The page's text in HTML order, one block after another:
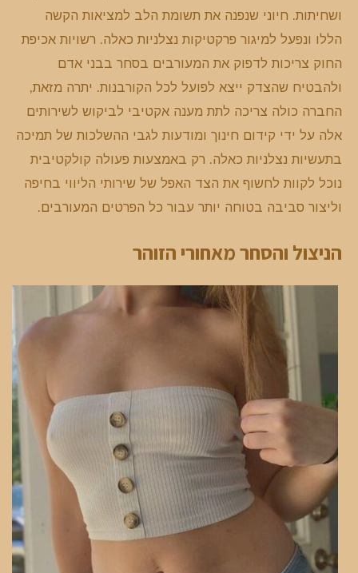
ושחיתות. חיוני שנפנה את תשומת הלב למציאות הקשה
הללו ונפעל למיגור פרקטיקות נצלניות כאלה. רשויות אכיפת
החוק צריכות לדפוק את המעורבים בסחר בבני אדם
ולהבטיח שהצדק ייצא לפועל לכל הקורבנות. יתרה מזאת,
החברה כולה צריכה לתת מענה אקטיבי לביקוש לשירותים
אלה על ידי קידום חינוך ומודעות לגבי ההשלכות של תמיכה
בתעשיות נצלניות כאלה. רק באמצעות פעולה קולקטיבית
נוכל לקוות לחשוף את הצד האפל של שירותי הליווי בחיפה
וליצור סביבה בטוחה יותר עבור כל הפרטים המעורבים.
הניצול והסחר מאחורי הזוהר